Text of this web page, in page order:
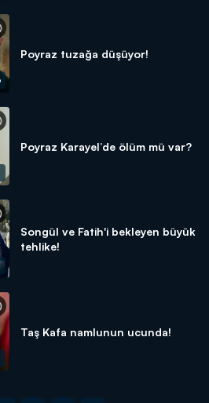
Poyraz tuzağa düşüyor!
Poyraz Karayel’de ölüm mü var?
Songül ve Fatih'i bekleyen büyük
tehlike!
Taş Kafa namlunun ucunda!